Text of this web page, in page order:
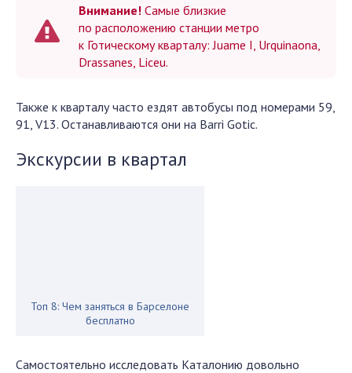
Внимание! Самые близкие
по расположению станции метро
к Готическому кварталу: Juame I, Urquinaona,
Drassanes, Liceu.
Также к кварталу часто ездят автобусы под номерами 59,
91, V13. Останавливаются они на Barri Gotic.
Экскурсии в квартал
Топ 8: Чем заняться в Барселоне
бесплатно
Самостоятельно исследовать Каталонию довольно